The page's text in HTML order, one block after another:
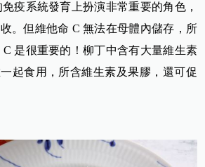
疫系統發育上扮演非常重要的角色，
。但維他命 C 無法在母體內儲存，所
C 是很重要的！柳丁中含有大量維生素
起食用，所含維生素及果膠，還可促